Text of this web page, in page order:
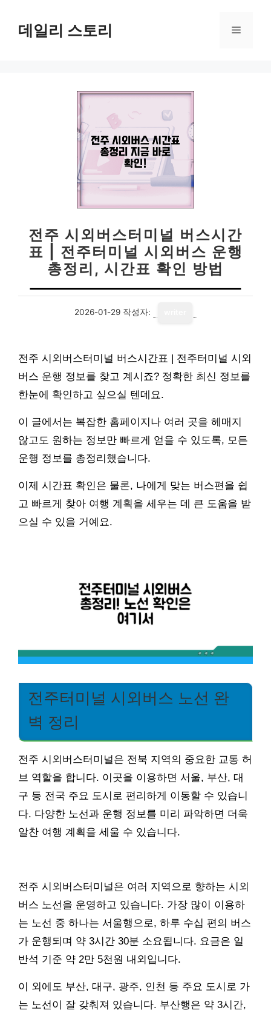
데일리 스토리 메
전주 시외버스터미널 버스시간
표 | 전주터미널 시외버스 운행
총정리, 시간표 확인 방법
2026-01-29 작성자:
전주 시외버스터미널 버스시간표 | 전주터미널 시외
버스 운행 정보를 찾고 계시죠? 정확한 최신 정보를
한눈에 확인하고 싶으실 텐데요.
이 글에서는 복잡한 홈페이지나 여러 곳을 헤매지
않고도 원하는 정보만 빠르게 얻을 수 있도록, 모든
운행 정보를 총정리했습니다.
이제 시간표 확인은 물론, 나에게 맞는 버스편을 쉽
고 빠르게 찾아 여행 계획을 세우는 데 큰 도움을 받
으실 수 있을 거예요.
전주터미널 시외버스 노선 완
벽 정리
전주 시외버스터미널은 전북 지역의 중요한 교통 허
브 역할을 합니다. 이곳을 이용하면 서울, 부산, 대
구 등 전국 주요 도시로 편리하게 이동할 수 있습니
다. 다양한 노선과 운행 정보를 미리 파악하면 더욱
알찬 여행 계획을 세울 수 있습니다.
전주 시외버스터미널은 여러 지역으로 향하는 시외
버스 노선을 운영하고 있습니다. 가장 많이 이용하
는 노선 중 하나는 서울행으로, 하루 수십 편의 버스
가 운행되며 약 3시간 30분 소요됩니다. 요금은 일
반석 기준 약 2만 5천원 내외입니다.
이 외에도 부산, 대구, 광주, 인천 등 주요 도시로 가
는 노선이 잘 갖춰져 있습니다. 부산행은 약 3시간,